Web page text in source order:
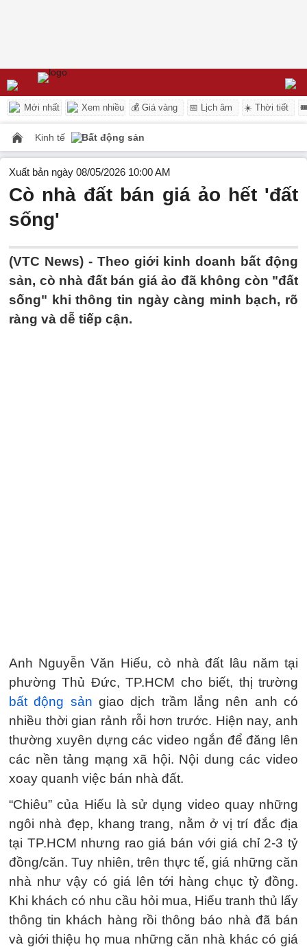
Mới nhất Xem nhiều 💰 Giá vàng 📅 Lịch âm ☀️ Thời tiết
Kinh tế Bất động sản
Xuất bản ngày 08/05/2026 10:00 AM
Cò nhà đất bán giá ảo hết 'đất
sống'
(VTC News) - Theo giới kinh doanh bất động
sản, cò nhà đất bán giá ảo đã không còn "đất
sống" khi thông tin ngày càng minh bạch, rõ
ràng và dễ tiếp cận.
Anh Nguyễn Văn Hiếu, cò nhà đất lâu năm tại
phường Thủ Đức, TP.HCM cho biết, thị trường
bất động sản giao dịch trầm lắng nên anh có
nhiều thời gian rảnh rỗi hơn trước. Hiện nay, anh
thường xuyên dựng các video ngắn để đăng lên
các nền tảng mạng xã hội. Nội dung các video
xoay quanh việc bán nhà đất.
“Chiêu” của Hiếu là sử dụng video quay những
ngôi nhà đẹp, khang trang, nằm ở vị trí đắc địa
tại TP.HCM nhưng rao giá bán với giá chỉ 2-3 tỷ
đồng/căn. Tuy nhiên, trên thực tế, giá những căn
nhà như vậy có giá lên tới hàng chục tỷ đồng.
Khi khách có nhu cầu hỏi mua, Hiếu tranh thủ lấy
thông tin khách hàng rồi thông báo nhà đã bán
và giới thiệu họ mua những căn nhà khác có giá